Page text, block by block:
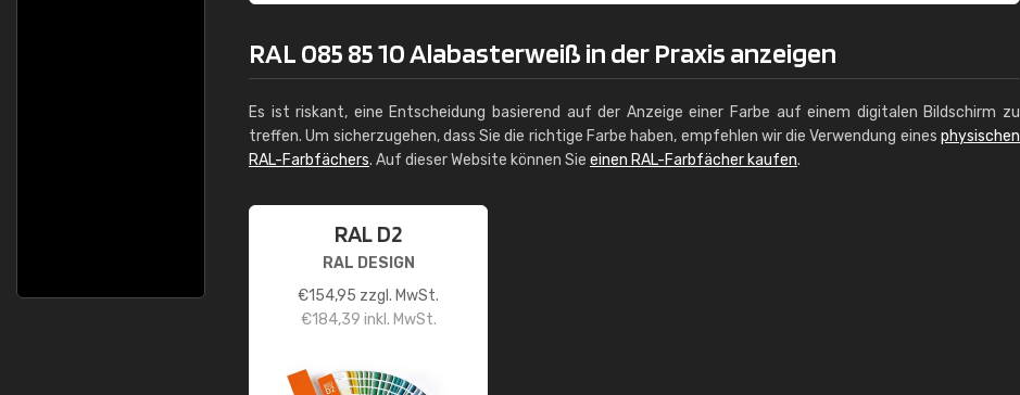
RAL 085 85 10 Alabasterweiß in der Praxis anzeigen
Es ist riskant, eine Entscheidung basierend auf der Anzeige einer Farbe auf einem digitalen Bildschirm zu
treffen. Um sicherzugehen, dass Sie die richtige Farbe haben, empfehlen wir die Verwendung eines physischen
RAL-Farbfächers. Auf dieser Website können Sie einen RAL-Farbfächer kaufen.
RAL D2
RAL DESIGN
€154,95 zzgl. MwSt.
€184,39 inkl. MwSt.